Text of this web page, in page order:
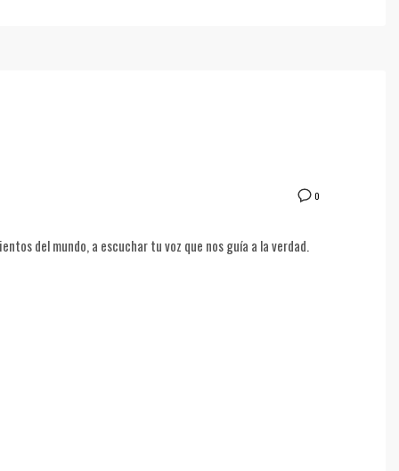
0
del mundo, a escuchar tu voz que nos guía a la verdad.